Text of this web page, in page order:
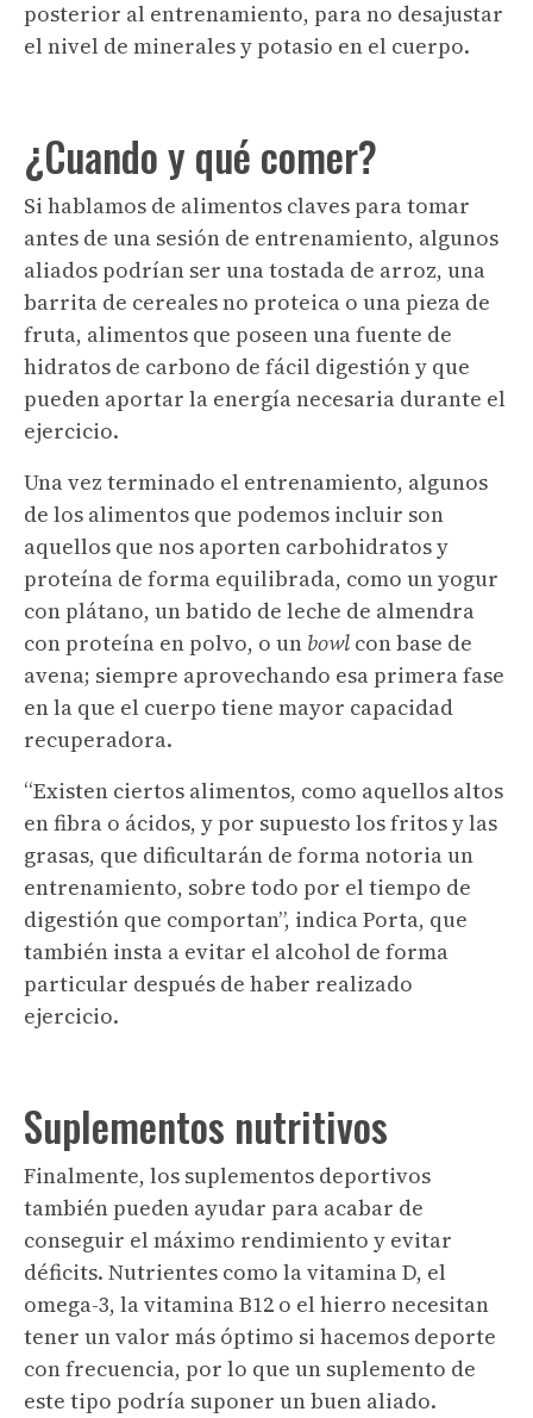
posterior al entrenamiento, para no desajustar
el nivel de minerales y potasio en el cuerpo.
¿Cuando y qué comer?
Si hablamos de alimentos claves para tomar
antes de una sesión de entrenamiento, algunos
aliados podrían ser una tostada de arroz, una
barrita de cereales no proteica o una pieza de
fruta, alimentos que poseen una fuente de
hidratos de carbono de fácil digestión y que
pueden aportar la energía necesaria durante el
ejercicio.
Una vez terminado el entrenamiento, algunos
de los alimentos que podemos incluir son
aquellos que nos aporten carbohidratos y
proteína de forma equilibrada, como un yogur
con plátano, un batido de leche de almendra
con proteína en polvo, o un bowl con base de
avena; siempre aprovechando esa primera fase
en la que el cuerpo tiene mayor capacidad
recuperadora.
“Existen ciertos alimentos, como aquellos altos
en fibra o ácidos, y por supuesto los fritos y las
grasas, que dificultarán de forma notoria un
entrenamiento, sobre todo por el tiempo de
digestión que comportan”, indica Porta, que
también insta a evitar el alcohol de forma
particular después de haber realizado
ejercicio.
Suplementos nutritivos
Finalmente, los suplementos deportivos
también pueden ayudar para acabar de
conseguir el máximo rendimiento y evitar
déficits. Nutrientes como la vitamina D, el
omega-3, la vitamina B12 o el hierro necesitan
tener un valor más óptimo si hacemos deporte
con frecuencia, por lo que un suplemento de
este tipo podría suponer un buen aliado.